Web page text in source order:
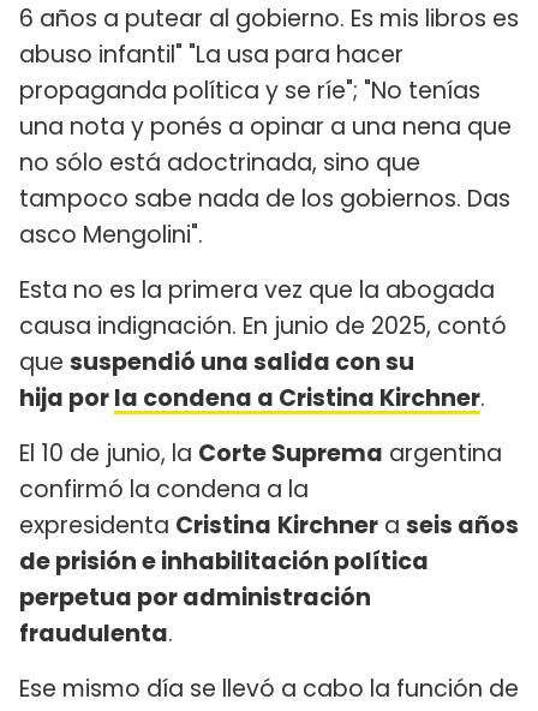
6 años a putear al gobierno. Es mis libros es
abuso infantil" "La usa para hacer
propaganda política y se ríe"; "No tenías
una nota y ponés a opinar a una nena que
no sólo está adoctrinada, sino que
tampoco sabe nada de los gobiernos. Das
asco Mengolini".
Esta no es la primera vez que la abogada
causa indignación. En junio de 2025, contó
que suspendió una salida con su
hija porla condena a Cristina Kirchner.
El 10 de junio, la Corte Suprema argentina
confirmó la condena a la
expresidenta Cristina Kirchner a seis años
de prisión e inhabilitación política
perpetua por administración
fraudulenta.
Ese mismo día se llevó a cabo la función de